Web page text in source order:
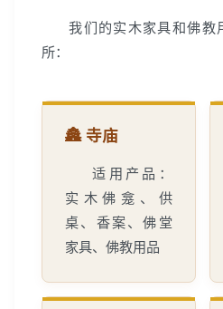
我们的实木家具和佛教
所：
🏯 寺庙
适用产品：
实木佛龛、供
桌、香案、佛堂
家具、佛教用品